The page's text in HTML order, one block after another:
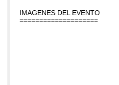
IMAGENES DEL EVENTO
====================